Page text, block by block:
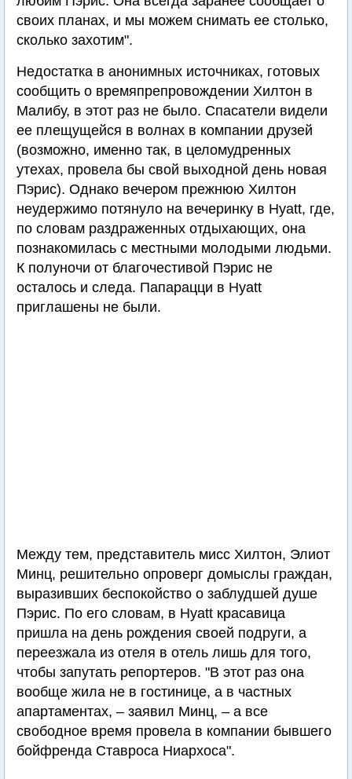
своих планах, и мы можем снимать ее столько,
сколько захотим".
Недостатка в анонимных источниках, готовых
сообщить о времяпрепровождении Хилтон в
Малибу, в этот раз не было. Спасатели видели
ее плещущейся в волнах в компании друзей
(возможно, именно так, в целомудренных
утехах, провела бы свой выходной день новая
Пэрис). Однако вечером прежнюю Хилтон
неудержимо потянуло на вечеринку в Hyatt, где,
по словам раздраженных отдыхающих, она
познакомилась с местными молодыми людьми.
К полуночи от благочестивой Пэрис не
осталось и следа. Папарацци в Hyatt
приглашены не были.
Между тем, представитель мисс Хилтон, Элиот
Минц, решительно опроверг домыслы граждан,
выразивших беспокойство о заблудшей душе
Пэрис. По его словам, в Hyatt красавица
пришла на день рождения своей подруги, а
переезжала из отеля в отель лишь для того,
чтобы запутать репортеров. "В этот раз она
вообще жила не в гостинице, а в частных
апартаментах, – заявил Минц, – а все
свободное время провела в компании бывшего
бойфренда Ставроса Ниархоса".